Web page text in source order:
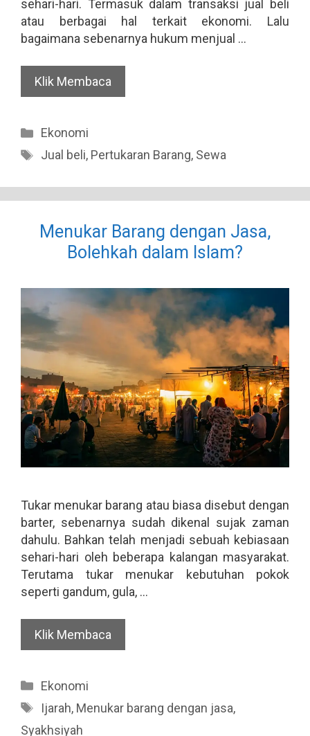
sehari-hari. Termasuk dalam transaksi jual beli
atau berbagai hal terkait ekonomi. Lalu
bagaimana sebenarnya hukum menjual …
Klik Membaca
Categories
Ekonomi
Tags
Jual beli, Pertukaran Barang, Sewa
Menukar Barang dengan Jasa,
Bolehkah dalam Islam?
Tukar menukar barang atau biasa disebut dengan
barter, sebenarnya sudah dikenal sujak zaman
dahulu. Bahkan telah menjadi sebuah kebiasaan
sehari-hari oleh beberapa kalangan masyarakat.
Terutama tukar menukar kebutuhan pokok
seperti gandum, gula, …
Klik Membaca
Categories
Ekonomi
Tags
Ijarah, Menukar barang dengan jasa,
Syakhsiyah